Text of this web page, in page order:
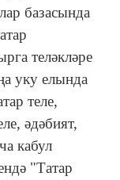
базасында
теләкләре
уку елында
теле,
әдәбият,
кабул
"Татар